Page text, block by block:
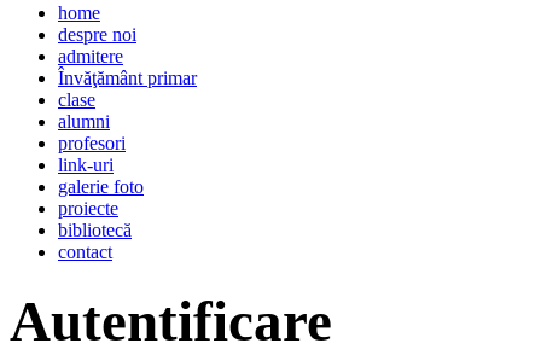
home
despre noi
admitere
Învăţământ primar
clase
alumni
profesori
link-uri
galerie foto
proiecte
bibliotecă
contact
Autentificare